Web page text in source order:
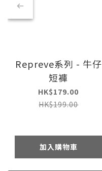
Repreve系列 - 牛仔
短褲
HK$179.00
HK$199.00
加入購物車